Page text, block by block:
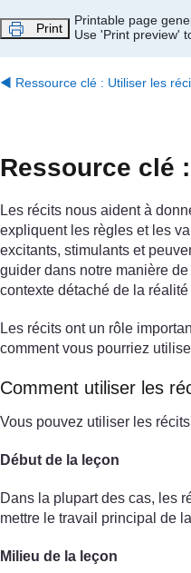
Print
Printable page
Use 'Print preview'
◀︎ Ressource clé : Utiliser les
Ressource clé
Les récits nous aident à
expliquent les règles et les
excitants, stimulants et
guider dans notre manière
contexte détaché de la
Les récits ont un rôle
comment vous pourriez
Comment utiliser les
Vous pouvez utiliser les
Début de la leçon
Dans la plupart des cas, les
mettre le travail principal de
Milieu de la leçon